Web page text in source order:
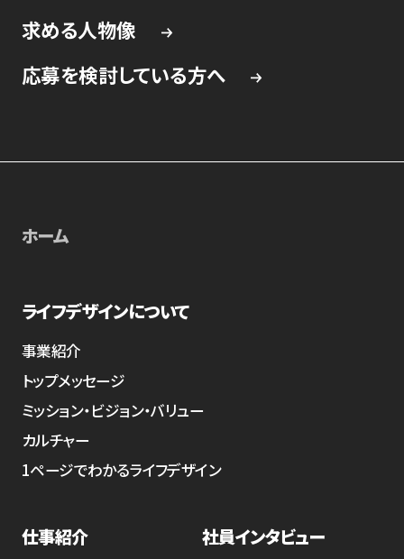
求める人物像
応募を検討している方へ
ホーム
ライフデザインについて
事業紹介
トップメッセージ
ミッション・ビジョン・バリュー
カルチャー
1ページでわかるライフデザイン
仕事紹介 社員インタビュー